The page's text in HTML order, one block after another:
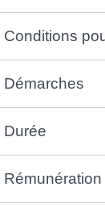
Conditions
Démarches
Durée
Rémunération